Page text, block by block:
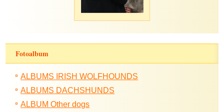
Fotoalbum
ALBUMS IRISH WOLFHOUNDS
ALBUMS DACHSHUNDS
ALBUM Other dogs